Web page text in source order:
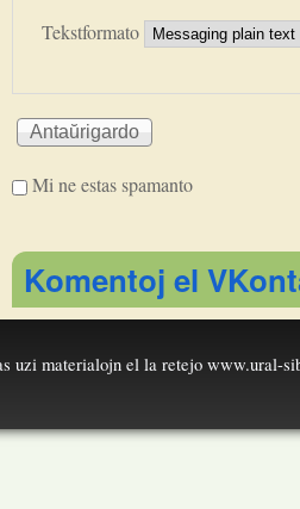
Tekstformato
Mi ne estas spamanto
I'm a spammer
Komentoj el
uzi materialojn el la retejo www.ural-